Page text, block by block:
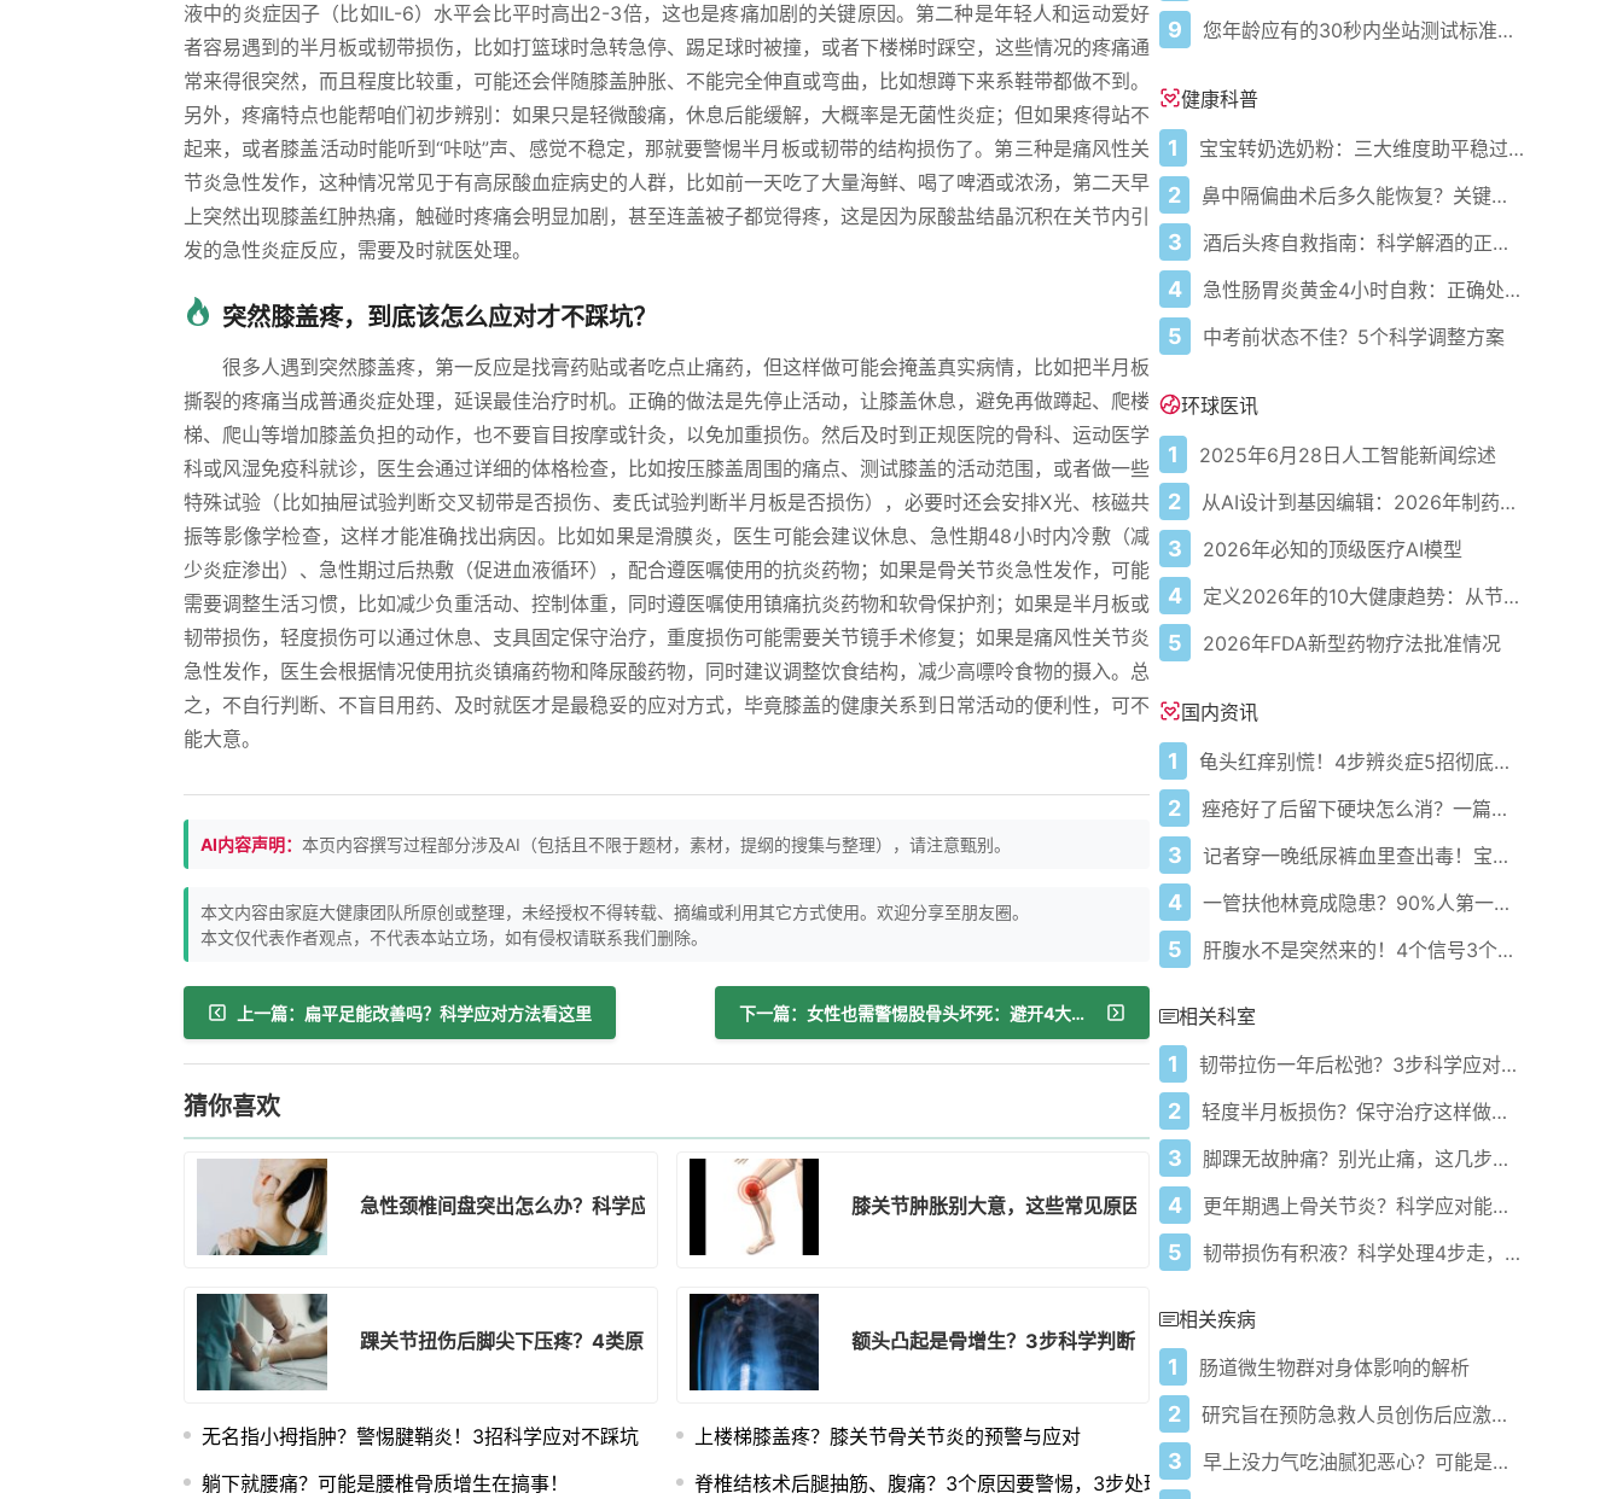
液中的炎症因子（比如IL-6）水平会比平时高出2-3倍，这也是疼痛加剧的关键原因。第二种是年轻人和运动爱好
者容易遇到的半月板或韧带损伤，比如打篮球时急转急停、踢足球时被撞，或者下楼梯时踩空，这些情况的疼痛通
常来得很突然，而且程度比较重，可能还会伴随膝盖肿胀、不能完全伸直或弯曲，比如想蹲下来系鞋带都做不到。
另外，疼痛特点也能帮咱们初步辨别：如果只是轻微酸痛，休息后能缓解，大概率是无菌性炎症；但如果疼得站不
起来，或者膝盖活动时能听到“咔哒”声、感觉不稳定，那就要警惕半月板或韧带的结构损伤了。第三种是痛风性关
节炎急性发作，这种情况常见于有高尿酸血症病史的人群，比如前一天吃了大量海鲜、喝了啤酒或浓汤，第二天早
上突然出现膝盖红肿热痛，触碰时疼痛会明显加剧，甚至连盖被子都觉得疼，这是因为尿酸盐结晶沉积在关节内引
发的急性炎症反应，需要及时就医处理。
突然膝盖疼，到底该怎么应对才不踩坑？
很多人遇到突然膝盖疼，第一反应是找膏药贴或者吃点止痛药，但这样做可能会掩盖真实病情，比如把半月板
撕裂的疼痛当成普通炎症处理，延误最佳治疗时机。正确的做法是先停止活动，让膝盖休息，避免再做蹲起、爬楼
梯、爬山等增加膝盖负担的动作，也不要盲目按摩或针灸，以免加重损伤。然后及时到正规医院的骨科、运动医学
科或风湿免疫科就诊，医生会通过详细的体格检查，比如按压膝盖周围的痛点、测试膝盖的活动范围，或者做一些
特殊试验（比如抽屉试验判断交叉韧带是否损伤、麦氏试验判断半月板是否损伤），必要时还会安排X光、核磁共
振等影像学检查，这样才能准确找出病因。比如如果是滑膜炎，医生可能会建议休息、急性期48小时内冷敷（减
少炎症渗出）、急性期过后热敷（促进血液循环），配合遵医嘱使用的抗炎药物；如果是骨关节炎急性发作，可能
需要调整生活习惯，比如减少负重活动、控制体重，同时遵医嘱使用镇痛抗炎药物和软骨保护剂；如果是半月板或
韧带损伤，轻度损伤可以通过休息、支具固定保守治疗，重度损伤可能需要关节镜手术修复；如果是痛风性关节炎
急性发作，医生会根据情况使用抗炎镇痛药物和降尿酸药物，同时建议调整饮食结构，减少高嘌呤食物的摄入。总
之，不自行判断、不盲目用药、及时就医才是最稳妥的应对方式，毕竟膝盖的健康关系到日常活动的便利性，可不
能大意。
AI内容声明： 本页内容撰写过程部分涉及AI（包括且不限于题材，素材，提纲的搜集与整理），请注意甄别。
本文内容由家庭大健康团队所原创或整理，未经授权不得转载、摘编或利用其它方式使用。欢迎分享至朋友圈。
本文仅代表作者观点，不代表本站立场，如有侵权请联系我们删除。
上一篇：扁平足能改善吗？科学应对方法看这里 下一篇：女性也需警惕股骨头坏死：避开4大诱因，护好髋关节
猜你喜欢
急性颈椎间盘突出怎么办？科学应对指南助你缓解症状 膝关节肿胀别大意，这些常见原因你要知道
踝关节扭伤后脚尖下压疼？4类原因+科学应对，避免后遗症额头凸起是骨增生？3步科学判断，帮你不慌
无名指小拇指肿？警惕腱鞘炎！3招科学应对不踩坑
上楼梯膝盖疼？膝关节骨关节炎的预警与应对
躺下就腰痛？可能是腰椎骨质增生在搞事！
脊椎结核术后腿抽筋、腹痛？3个原因要警惕，3步处理更稳妥
9 您年龄应有的30秒内坐站测试标准次数
健康科普
1 宝宝转奶选奶粉：三大维度助平稳过渡
2 鼻中隔偏曲术后多久能恢复？关键看这几点
3 酒后头疼自救指南：科学解酒的正确打开方式
4 急性肠胃炎黄金4小时自救：正确处置与误区避坑关键
5 中考前状态不佳？5个科学调整方案
环球医讯
1 2025年6月28日人工智能新闻综述
2 从AI设计到基因编辑：2026年制药领域重大突破
3 2026年必知的顶级医疗AI模型
4 定义2026年的10大健康趋势：从节律健康到冷热交替疗法
5 2026年FDA新型药物疗法批准情况
国内资讯
1 龟头红痒别慌！4步辨炎症5招彻底防复发
2 痤疮好了后留下硬块怎么消？一篇给你讲明白！
3 记者穿一晚纸尿裤血里查出毒！宝宝血液浓度竟是成人的5倍？
4 一管扶他林竟成隐患？90%人第一步就错了！
5 肝腹水不是突然来的！4个信号3个管理要点别等肚子鼓起来
相关科室
1 韧带拉伤一年后松弛？3步科学应对不踩坑
2 轻度半月板损伤？保守治疗这样做才有效
3 脚踝无故肿痛？别光止痛，这几步才是关键！
4 更年期遇上骨关节炎？科学应对能少遭罪！
5 韧带损伤有积液？科学处理4步走，帮你科学康复
相关疾病
1 肠道微生物群对身体影响的解析
2 研究旨在预防急救人员创伤后应激障碍
3 早上没力气吃油腻犯恶心？可能是肝炎在喊救命